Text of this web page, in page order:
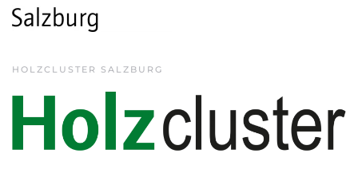
HOLZCLUSTER SALZBURG